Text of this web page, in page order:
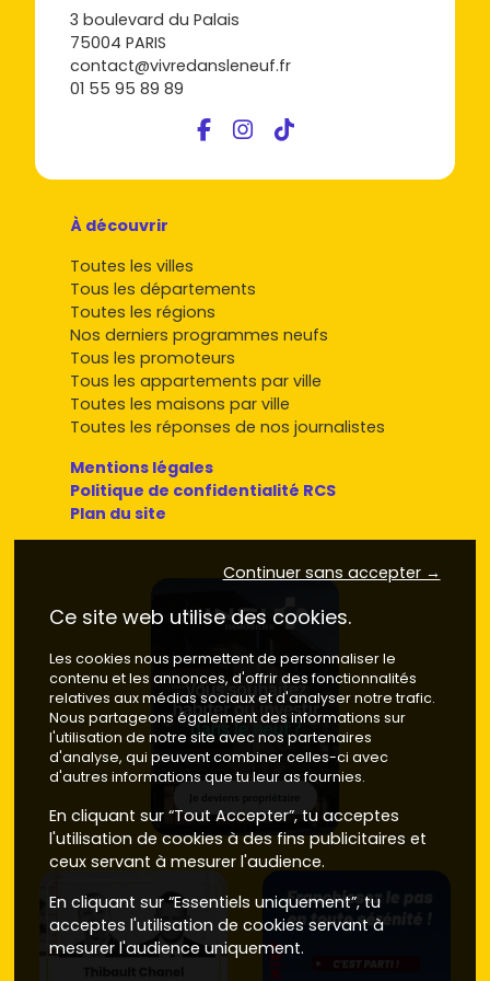
3 boulevard du Palais
75004 PARIS
contact@vivredansleneuf.fr
01 55 95 89 89
À découvrir
Toutes les villes
Tous les départements
Toutes les régions
Nos derniers programmes neufs
Tous les promoteurs
Tous les appartements par ville
Toutes les maisons par ville
Toutes les réponses de nos journalistes
Mentions légales
Politique de confidentialité RCS
Plan du site
Continuer sans accepter →
Ce site web utilise des cookies.
Les cookies nous permettent de personnaliser le
contenu et les annonces, d'offrir des fonctionnalités
relatives aux médias sociaux et d'analyser notre trafic.
Nous partageons également des informations sur
l'utilisation de notre site avec nos partenaires
d'analyse, qui peuvent combiner celles-ci avec
d'autres informations que tu leur as fournies.
En cliquant sur “Tout Accepter”, tu acceptes
l'utilisation de cookies à des fins publicitaires et
ceux servant à mesurer l'audience.
En cliquant sur “Essentiels uniquement”, tu
acceptes l'utilisation de cookies servant à
mesurer l'audience uniquement.